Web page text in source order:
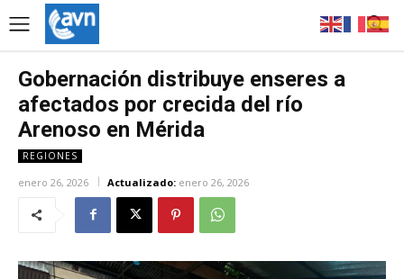
Gobernación distribuye enseres a
afectados por crecida del río
Arenoso en Mérida
REGIONES
enero 26, 2026 Actualizado: enero 26, 2026